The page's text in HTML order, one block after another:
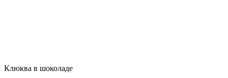
Клюква в шоколаде